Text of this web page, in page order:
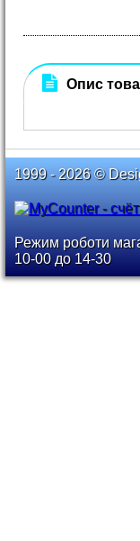
Опис
1999 - 2026 ©
Режим роботи
10-00 до 14-30